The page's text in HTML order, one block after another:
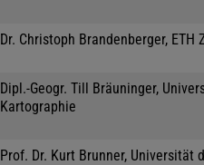
Dr. Christoph Brandenberger,
Dipl.-Geogr. Till Bräuninger,
Kartographie
Prof. Dr. Kurt Brunner, Universität